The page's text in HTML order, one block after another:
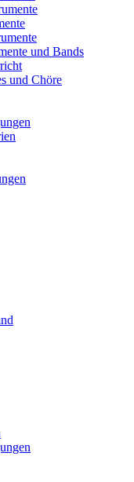
und Bands
und Chöre